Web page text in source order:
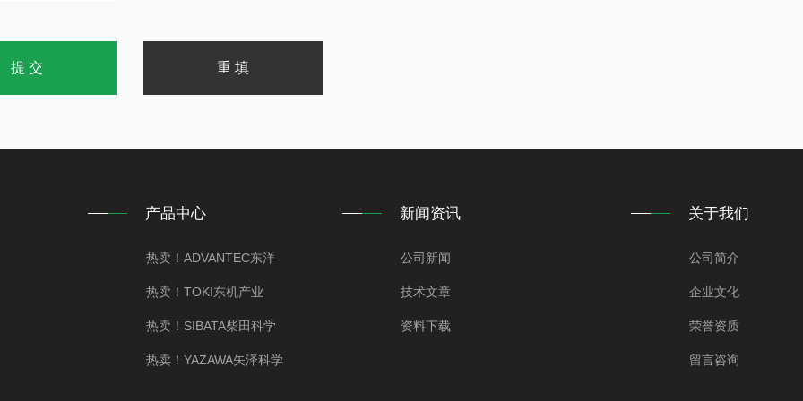
产品中心
热卖！ADVANTEC东洋
热卖！TOKI东机产业
热卖！SIBATA柴田科学
热卖！YAZAWA矢泽科学
新闻资讯
公司新闻
技术文章
资料下载
关于我们
公司简介
企业文化
荣誉资质
留言咨询